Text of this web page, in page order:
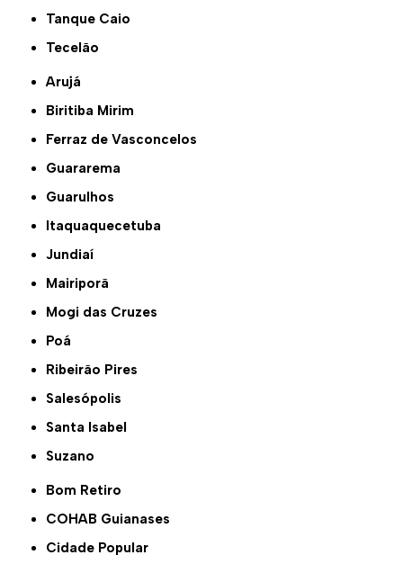
Tanque Caio
Tecelão
Arujá
Biritiba Mirim
Ferraz de Vasconcelos
Guararema
Guarulhos
Itaquaquecetuba
Jundiaí
Mairiporã
Mogi das Cruzes
Poá
Ribeirão Pires
Salesópolis
Santa Isabel
Suzano
Bom Retiro
COHAB Guianases
Cidade Popular